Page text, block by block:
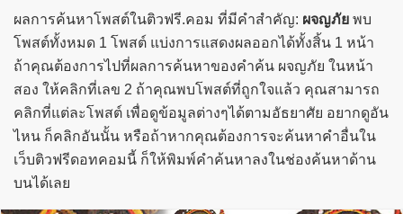
ผลการค้นหาโพสต์ในติวฟรี.คอม ที่มีคำสำคัญ: ผจญภัย พบ
โพสต์ทั้งหมด 1 โพสต์ แบ่งการแสดงผลออกได้ทั้งสิ้น 1 หน้า
ถ้าคุณต้องการไปที่ผลการค้นหาของคำค้น ผจญภัย ในหน้า
สอง ให้คลิกที่เลข 2 ถ้าคุณพบโพสต์ที่ถูกใจแล้ว คุณสามารถ
คลิกที่แต่ละโพสต์ เพื่อดูข้อมูลต่างๆได้ตามอัธยาศัย อยากดูอัน
ไหน ก็คลิกอันนั้น หรือถ้าหากคุณต้องการจะค้นหาคำอื่นใน
เว็บติวฟรีดอทคอมนี้ ก็ให้พิมพ์คำค้นหาลงในช่องค้นหาด้าน
บนได้เลย